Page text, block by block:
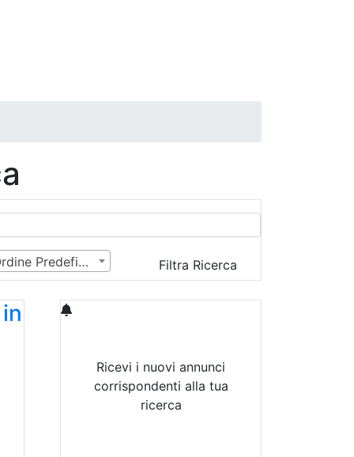
Ordine Predefinito Filtra Ricerca
in
Ricevi i nuovi annunci
corrispondenti alla tua
ricerca